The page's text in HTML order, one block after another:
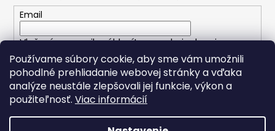
Používame súbory cookie, aby sme vám umožnili
pohodlné prehliadanie webovej stránky a vďaka
analýze neustále zlepšovali jej funkcie, výkon a
použiteľnosť. Viac informácií
e
Email
Vložením e-mailu súhlasíte spodmienkami
ochrany osobných údajov
PRIHLÁSIŤ SA